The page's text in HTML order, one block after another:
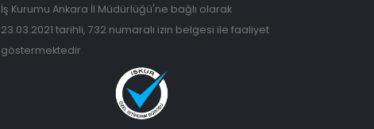
İş Kurumu Ankara İl Müdürlüğü'ne bağlı olarak
23.03.2021 tarihli, 732 numaralı izin belgesi ile faaliyet
göstermektedir.